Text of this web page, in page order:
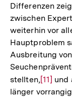
Differenzen
zwischen
weiterhin vor
Hauptproblem
Ausbreitung
stellten,Zur
[11] und
länger